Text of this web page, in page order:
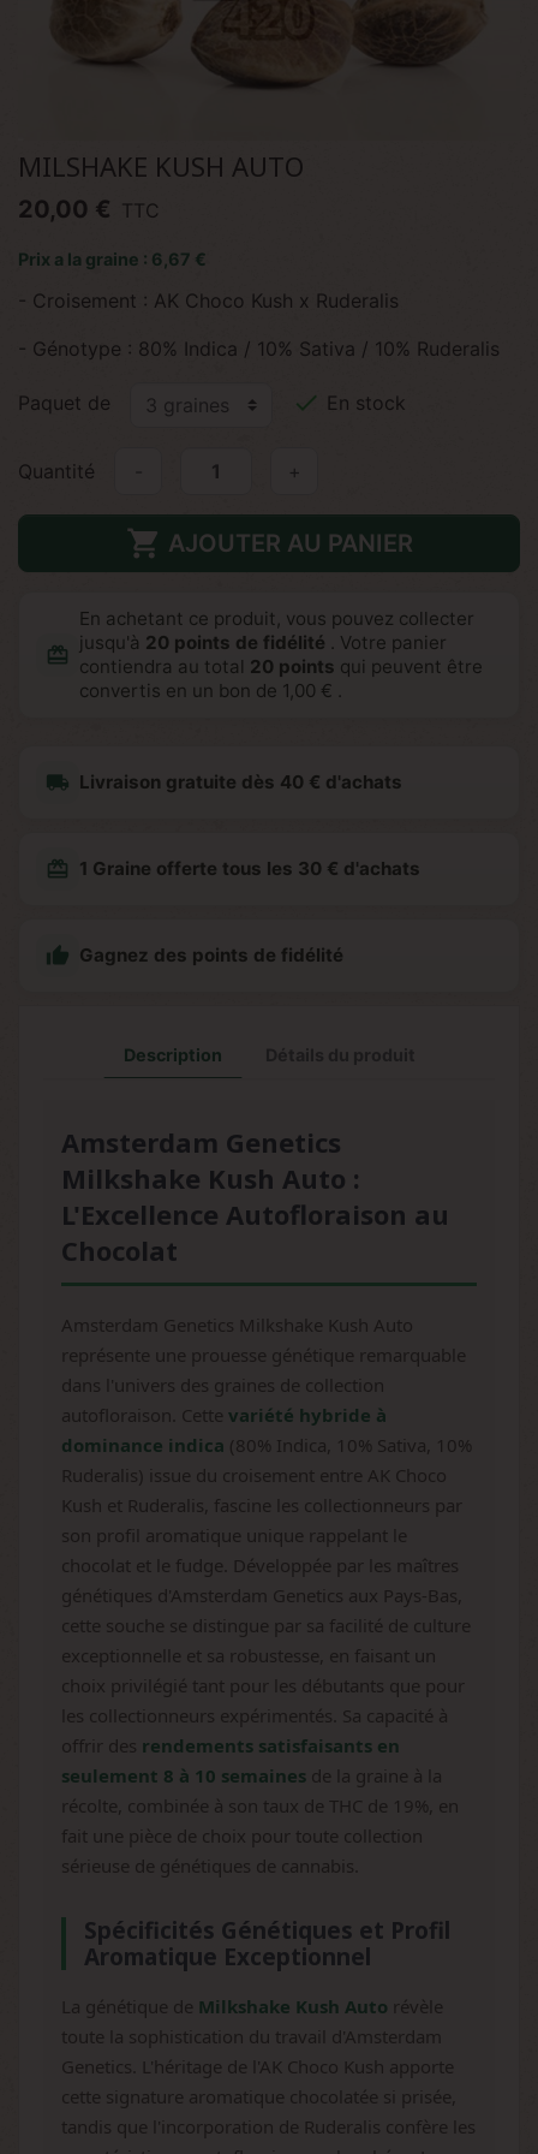
MILSHAKE KUSH AUTO
20,00 € TTC
Prix a la graine : 6,67 €
- Croisement : AK Choco Kush x Ruderalis
- Génotype : 80% Indica / 10% Sativa / 10% Ruderalis
Paquet de  En stock
Quantité +
 AJOUTER AU PANIER
redeem
En achetant ce produit, vous pouvez collecter
jusqu'à 20 points de fidélité . Votre panier
contiendra au total 20 points qui peuvent être
convertis en un bon de 1,00 € .
local_shipping Livraison gratuite dès 40 € d'achats
redeem 1 Graine offerte tous les 30 € d'achats
 Gagnez des points de fidélité
Description
Amsterdam Genetics
Milkshake Kush Auto :
L'Excellence Autofloraison au
Chocolat
Amsterdam Genetics Milkshake Kush Auto
représente une prouesse génétique remarquable
dans l'univers des graines de collection
autofloraison. Cette variété hybride à
dominance indica (80% Indica, 10% Sativa, 10%
Ruderalis) issue du croisement entre AK Choco
Kush et Ruderalis, fascine les collectionneurs par
son profil aromatique unique rappelant le
chocolat et le fudge. Développée par les maîtres
génétiques d'Amsterdam Genetics aux Pays-Bas,
cette souche se distingue par sa facilité de culture
exceptionnelle et sa robustesse, en faisant un
choix privilégié tant pour les débutants que pour
les collectionneurs expérimentés. Sa capacité à
offrir des rendements satisfaisants en
seulement 8 à 10 semaines de la graine à la
récolte, combinée à son taux de THC de 19%, en
fait une pièce de choix pour toute collection
sérieuse de génétiques de cannabis.
Spécificités Génétiques et Profil
Aromatique Exceptionnel
La génétique de Milkshake Kush Auto révèle
toute la sophistication du travail d'Amsterdam
Genetics. L'héritage de l'AK Choco Kush apporte
cette signature aromatique chocolatée si prisée,
tandis que l'incorporation de Ruderalis confère les